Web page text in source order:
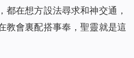
都在想方設法尋求和神交通，
教會裏配搭事奉，聖靈就是這